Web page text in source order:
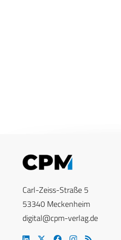
Carl-Zeiss-Straße 5
53340 Meckenheim
digital@cpm-verlag.de